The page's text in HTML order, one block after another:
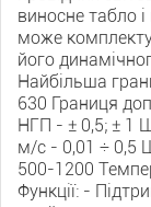
виносне табло
може
його
Найбільша
630 Границя
НГП - ± 0,5; ± 1
м/с - 0,01 ÷ 0,5
500-1200
Функції: -